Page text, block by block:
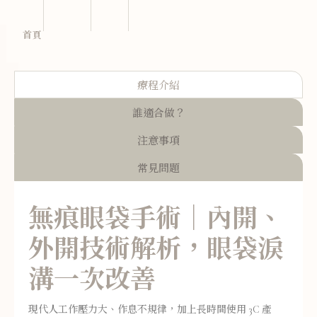
首頁
療程介紹
誰適合做？
注意事項
常見問題
無痕眼袋手術｜內開、
外開技術解析，眼袋淚
溝一次改善
現代人工作壓力大、作息不規律，加上長時間使用 3C 產